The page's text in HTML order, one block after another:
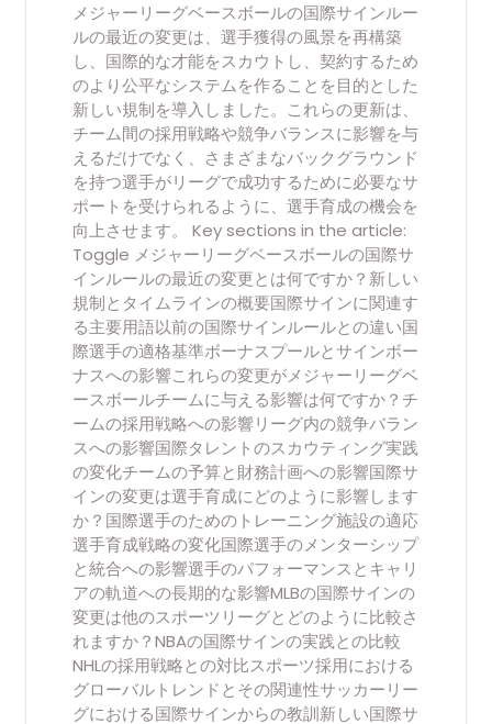
メジャーリーグベースボールの国際サインルー
ルの最近の変更は、選手獲得の風景を再構築
し、国際的な才能をスカウトし、契約するため
のより公平なシステムを作ることを目的とした
新しい規制を導入しました。これらの更新は、
チーム間の採用戦略や競争バランスに影響を与
えるだけでなく、さまざまなバックグラウンド
を持つ選手がリーグで成功するために必要なサ
ポートを受けられるように、選手育成の機会を
向上させます。 Key sections in the article:
Toggle メジャーリーグベースボールの国際サ
インルールの最近の変更とは何ですか？新しい
規制とタイムラインの概要国際サインに関連す
る主要用語以前の国際サインルールとの違い国
際選手の適格基準ボーナスプールとサインボー
ナスへの影響これらの変更がメジャーリーグベ
ースボールチームに与える影響は何ですか？チ
ームの採用戦略への影響リーグ内の競争バラン
スへの影響国際タレントのスカウティング実践
の変化チームの予算と財務計画への影響国際サ
インの変更は選手育成にどのように影響します
か？国際選手のためのトレーニング施設の適応
選手育成戦略の変化国際選手のメンターシップ
と統合への影響選手のパフォーマンスとキャリ
アの軌道への長期的な影響MLBの国際サインの
変更は他のスポーツリーグとどのように比較さ
れますか？NBAの国際サインの実践との比較
NHLの採用戦略との対比スポーツ採用における
グローバルトレンドとその関連性サッカーリー
グにおける国際サインからの教訓新しい国際サ